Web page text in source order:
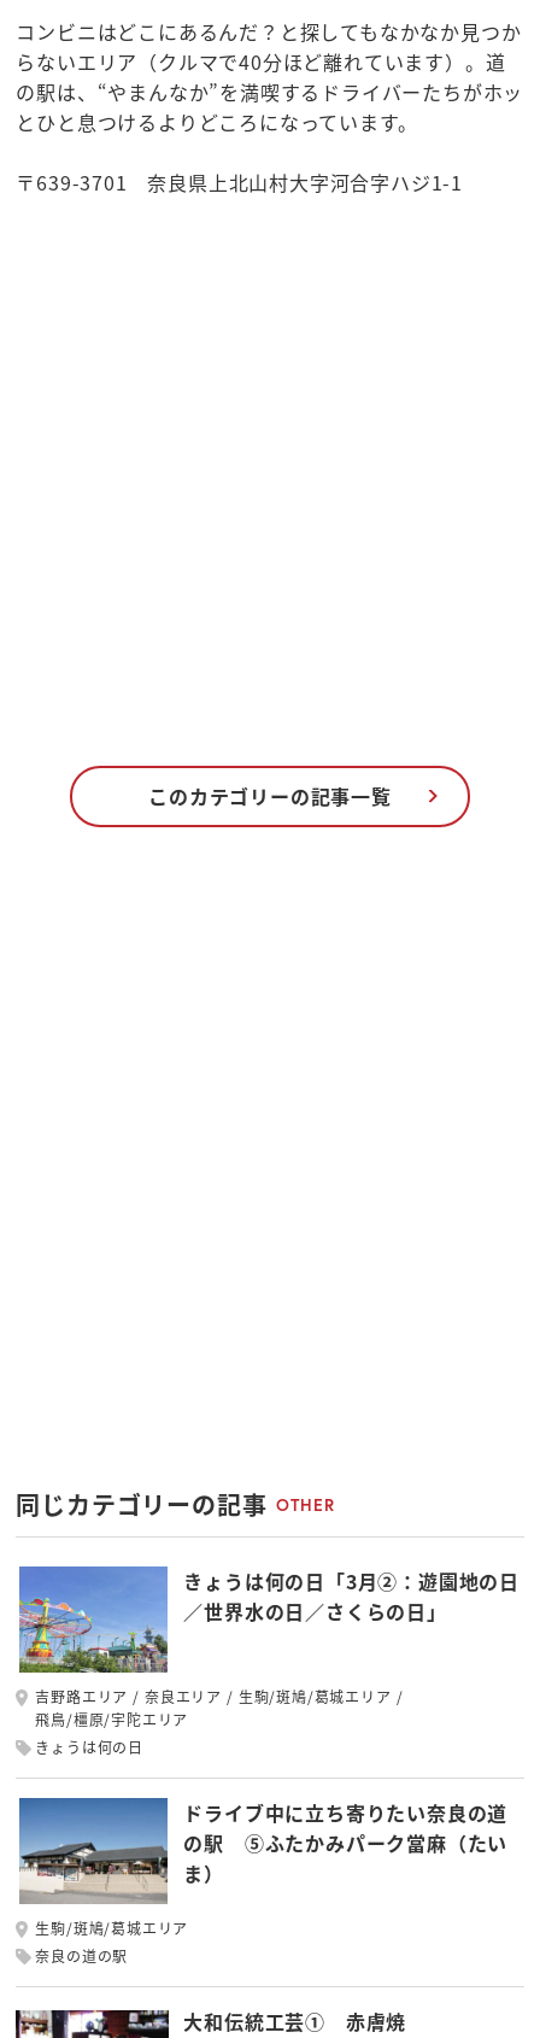
コンビニはどこにあるんだ？と探してもなかなか見つか
らないエリア（クルマで40分ほど離れています）。道
の駅は、“やまんなか”を満喫するドライバーたちがホッ
とひと息つけるよりどころになっています。
〒639-3701 奈良県上北山村大字河合字ハジ1-1
このカテゴリーの記事一覧
同じカテゴリーの記事 OTHER
きょうは何の日「3月②：遊園地の日
／世界水の日／さくらの日」
吉野路エリア 奈良エリア
生駒/斑鳩/葛城エリア
飛鳥/橿原/宇陀エリア
きょうは何の日
ドライブ中に立ち寄りたい奈良の道
の駅 ⑤ふたかみパーク當麻（たい
ま）
生駒/斑鳩/葛城エリア
奈良の道の駅
大和伝統工芸① 赤膚焼